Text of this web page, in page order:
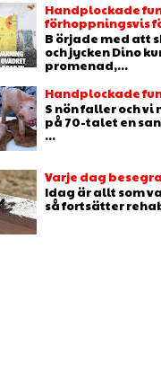
Handplockade
förhoppningsvis
B örjade med att
och jycken Dino
promenad,...
Handplockade
S nön faller och vi
på 70-talet en
...
Varje dag
Idag är allt som
så fortsätter